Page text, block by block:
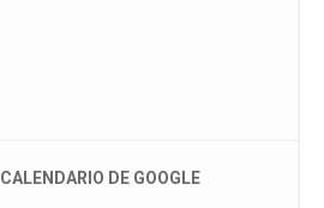
CALENDARIO DE GOOGLE